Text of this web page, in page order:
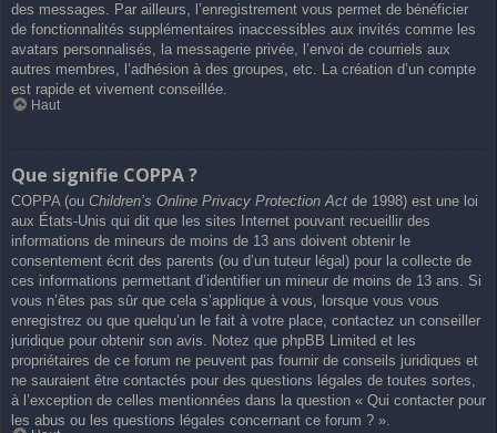
des messages. Par ailleurs, l’enregistrement vous permet de bénéficier
de fonctionnalités supplémentaires inaccessibles aux invités comme les
avatars personnalisés, la messagerie privée, l’envoi de courriels aux
autres membres, l’adhésion à des groupes, etc. La création d’un compte
est rapide et vivement conseillée.
Haut
Que signifie COPPA ?
COPPA (ou Children’s Online Privacy Protection Act de 1998) est une loi
aux États-Unis qui dit que les sites Internet pouvant recueillir des
informations de mineurs de moins de 13 ans doivent obtenir le
consentement écrit des parents (ou d’un tuteur légal) pour la collecte de
ces informations permettant d’identifier un mineur de moins de 13 ans. Si
vous n’êtes pas sûr que cela s’applique à vous, lorsque vous vous
enregistrez ou que quelqu’un le fait à votre place, contactez un conseiller
juridique pour obtenir son avis. Notez que phpBB Limited et les
propriétaires de ce forum ne peuvent pas fournir de conseils juridiques et
ne sauraient être contactés pour des questions légales de toutes sortes,
à l’exception de celles mentionnées dans la question « Qui contacter pour
les abus ou les questions légales concernant ce forum ? ».